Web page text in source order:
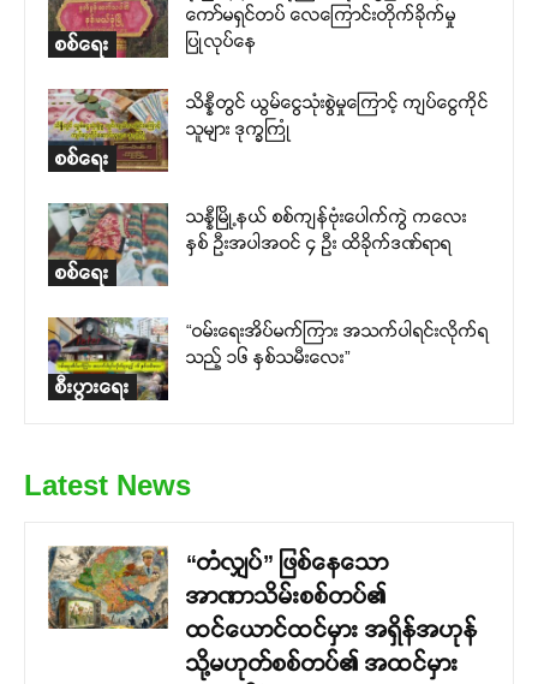
စစ်ရေး
ကော်မရှင်တပ် လေကြောင်းတိုက်ခိုက်မှု
ပြုလုပ်နေ
စစ်ရေး
သိန္နီတွင် ယွမ်ငွေသုံးစွဲမှုကြောင့် ကျပ်ငွေကိုင်
သူများ ဒုက္ခကြုံ
စစ်ရေး
သန္နီမြို့နယ် စစ်ကျန်ဗုံးပေါက်ကွဲ ကလေး
နှစ် ဦးအပါအဝင် ၄ ဦး ထိခိုက်ဒဏ်ရာရ
စီးပွားရေး
“ဝမ်းရေးအိပ်မက်ကြား အသက်ပါရင်းလိုက်ရ
သည့် ၁၆ နှစ်သမီးလေး”
Latest News
“တံလျှပ်” ဖြစ်နေသော
အာဏာသိမ်းစစ်တပ်၏
ထင်ယောင်ထင်မှား အရှိန်အဟုန်
သို့မဟုတ်စစ်တပ်၏ အထင်မှား